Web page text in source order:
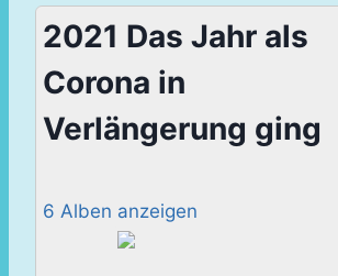
2021 Das Jahr als
Corona in
Verlängerung ging
6 Alben anzeigen